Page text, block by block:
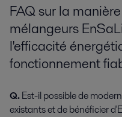
FAQ sur la
mélangeurs
l'efficacité
fonctionnement
Q.Est-il possible de
existants et de bénéficier